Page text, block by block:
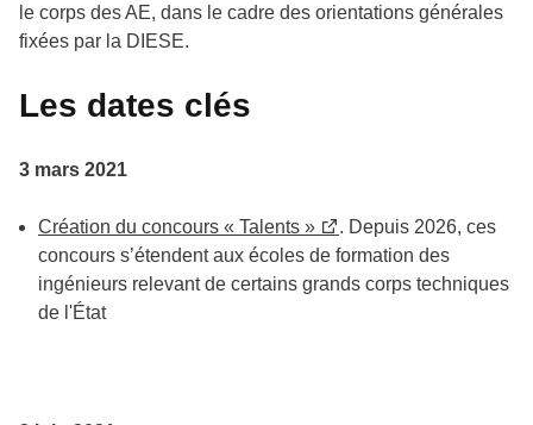
le corps des AE, dans le cadre des orientations générales
fixées par la DIESE.
Les dates clés
3 mars 2021
Création du concours « Talents »
. Depuis 2026, ces
concours s’étendent aux écoles de formation des
ingénieurs relevant de certains grands corps techniques
de l'État